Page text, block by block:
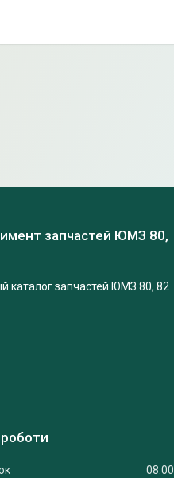
запчастей ЮМЗ 80,
каталог запчастей ЮМЗ 80, 82
роботи
08:00